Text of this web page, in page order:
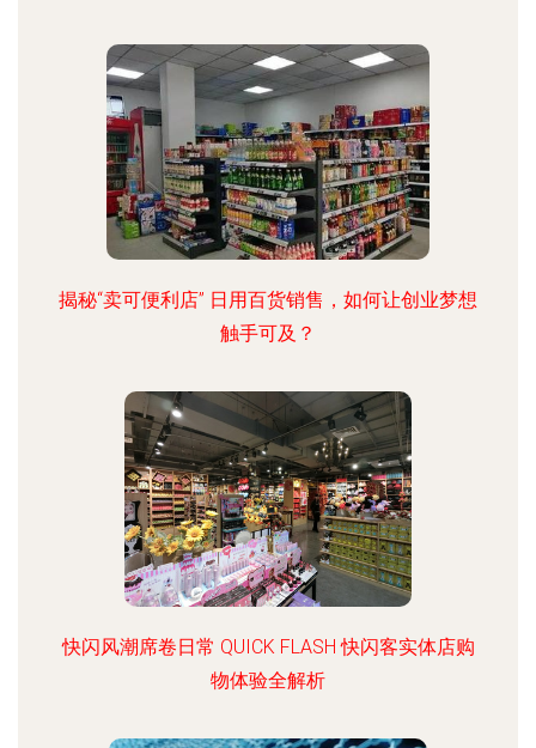
揭秘“卖可便利店” 日用百货销售，如何让创业梦想
触手可及？
快闪风潮席卷日常 QUICK FLASH 快闪客实体店购
物体验全解析